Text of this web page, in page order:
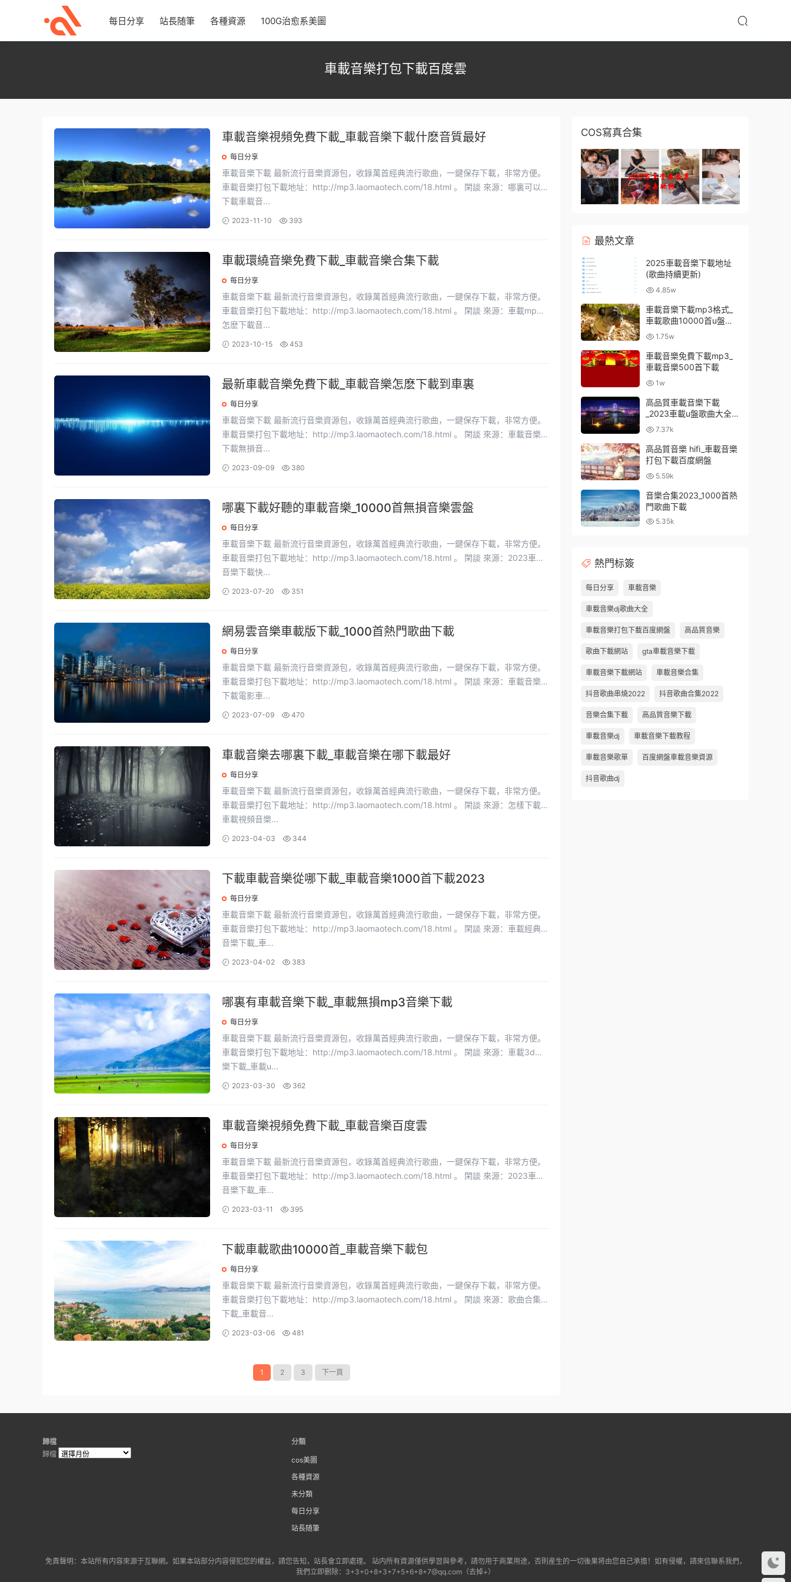
每日分享 站長随筆 各種資源 100G治愈系美圖
車載音樂打包下載百度雲
車載音樂視頻免費下載_車載音樂下載什麽音質最好
每日分享
車載音樂下載 最新流行音樂資源包，收錄萬首經典流行歌曲，一鍵保存下載，非常方便。
車載音樂打包下載地址：http://mp3.laomaotech.com/18.html 。 閑談 來源：哪裏可以
下載車載音...
2023-11-10 393
車載環繞音樂免費下載_車載音樂合集下載
每日分享
車載音樂下載 最新流行音樂資源包，收錄萬首經典流行歌曲，一鍵保存下載，非常方便。
車載音樂打包下載地址：http://mp3.laomaotech.com/18.html 。 閑談 來源：車載mp3
怎麽下載音...
2023-10-15 453
最新車載音樂免費下載_車載音樂怎麽下載到車裏
每日分享
車載音樂下載 最新流行音樂資源包，收錄萬首經典流行歌曲，一鍵保存下載，非常方便。
車載音樂打包下載地址：http://mp3.laomaotech.com/18.html 。 閑談 來源：車載音樂
下載無損音...
2023-09-09 380
哪裏下載好聽的車載音樂_10000首無損音樂雲盤
每日分享
車載音樂下載 最新流行音樂資源包，收錄萬首經典流行歌曲，一鍵保存下載，非常方便。
車載音樂打包下載地址：http://mp3.laomaotech.com/18.html 。 閑談 來源：2023車載
音樂下載快...
2023-07-20 351
網易雲音樂車載版下載_1000首熱門歌曲下載
每日分享
車載音樂下載 最新流行音樂資源包，收錄萬首經典流行歌曲，一鍵保存下載，非常方便。
車載音樂打包下載地址：http://mp3.laomaotech.com/18.html 。 閑談 來源：車載音樂
下載電影車...
2023-07-09 470
車載音樂去哪裏下載_車載音樂在哪下載最好
每日分享
車載音樂下載 最新流行音樂資源包，收錄萬首經典流行歌曲，一鍵保存下載，非常方便。
車載音樂打包下載地址：http://mp3.laomaotech.com/18.html 。 閑談 來源：怎樣下載
車載視頻音樂...
2023-04-03 344
下載車載音樂從哪下載_車載音樂1000首下載2023
每日分享
車載音樂下載 最新流行音樂資源包，收錄萬首經典流行歌曲，一鍵保存下載，非常方便。
車載音樂打包下載地址：http://mp3.laomaotech.com/18.html 。 閑談 來源：車載經典
音樂下載_車...
2023-04-02 383
哪裏有車載音樂下載_車載無損mp3音樂下載
每日分享
車載音樂下載 最新流行音樂資源包，收錄萬首經典流行歌曲，一鍵保存下載，非常方便。
車載音樂打包下載地址：http://mp3.laomaotech.com/18.html 。 閑談 來源：車載3d音
樂下載_車載u...
2023-03-30 362
車載音樂視頻免費下載_車載音樂百度雲
每日分享
車載音樂下載 最新流行音樂資源包，收錄萬首經典流行歌曲，一鍵保存下載，非常方便。
車載音樂打包下載地址：http://mp3.laomaotech.com/18.html 。 閑談 來源：2023車載
音樂下載_車...
2023-03-11 395
下載車載歌曲10000首_車載音樂下載包
每日分享
車載音樂下載 最新流行音樂資源包，收錄萬首經典流行歌曲，一鍵保存下載，非常方便。
車載音樂打包下載地址：http://mp3.laomaotech.com/18.html 。 閑談 來源：歌曲合集
下載_車載音...
2023-03-06 481
1 2 3 下一頁
COS寫真合集
最熱文章
2025車載音樂下載地址
(歌曲持續更新)
4.85w
車載音樂下載mp3格式_
車載歌曲10000首u盤免
費 1.75w
車載音樂免費下載mp3_
車載音樂500首下載
1w
高品質車載音樂下載
_2023車載u盤歌曲大全下
載 7.37k
高品質音樂 hifi_車載音樂
打包下載百度網盤
5.59k
音樂合集2023_1000首熱
門歌曲下載
5.35k
熱門标簽
每日分享 車載音樂
車載音樂dj歌曲大全
車載音樂打包下載百度網盤 高品質音樂
歌曲下載網站 gta車載音樂下載
車載音樂下載網站 車載音樂合集
抖音歌曲串燒2022 抖音歌曲合集2022
音樂合集下載 高品質音樂下載
車載音樂dj 車載音樂下載教程
車載音樂歌單 百度網盤車載音樂資源
抖音歌曲dj
歸檔
歸檔
分類
cos美圖
各種資源
未分類
每日分享
站長随筆
免責聲明：本站所有内容來源于互聯網。如果本站部分内容侵犯您的權益，請您告知，站長會立即處理。 站内所有資源僅供學習與參考，請勿用于商業用途，否則産生的一切後果将由您自己承擔！如有侵權，請來信聯系我們，
我們立即删除：3+3+0+8+3+7+5+6+8+7@qq.com（去掉+）